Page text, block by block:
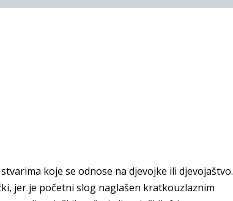
koje se odnose na djevojke ili djevojaštvo.
jer je početni slog naglašen kratkouzlaznim